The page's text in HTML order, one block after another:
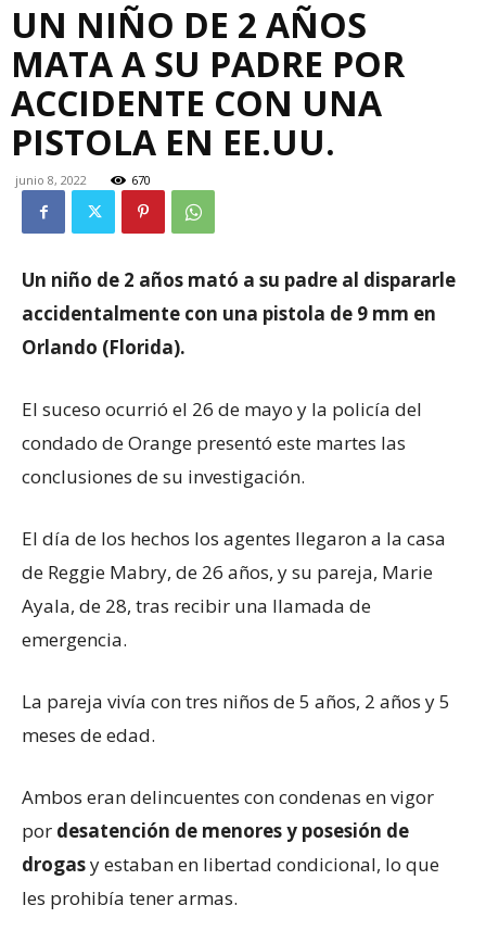
UN NIÑO DE 2 AÑOS
MATA A SU PADRE POR
ACCIDENTE CON UNA
PISTOLA EN EE.UU.
junio 8, 2022 670
Un niño de 2 años mató a su padre al dispararle
accidentalmente con una pistola de 9 mm en
Orlando (Florida).
El suceso ocurrió el 26 de mayo y la policía del
condado de Orange presentó este martes las
conclusiones de su investigación.
El día de los hechos los agentes llegaron a la casa
de Reggie Mabry, de 26 años, y su pareja, Marie
Ayala, de 28, tras recibir una llamada de
emergencia.
La pareja vivía con tres niños de 5 años, 2 años y 5
meses de edad.
Ambos eran delincuentes con condenas en vigor
por desatención de menores y posesión de
drogasy estaban en libertad condicional, lo que
les prohibía tener armas.